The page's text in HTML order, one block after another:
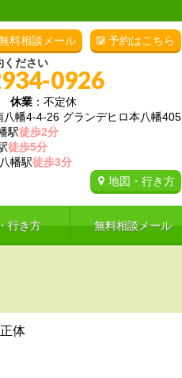
予約はこちら
料相談メール
ください
0926
休業 ：不定休
八幡4-4-26 グランデヒロ本八幡405
駅徒歩2分
徒歩5分
駅徒歩3分
地図・行き方
行き方 無料相談メール
体